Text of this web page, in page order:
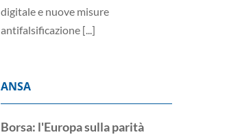
digitale e nuove misure
antifalsificazione [...]
ANSA
Borsa: l'Europa sulla parità